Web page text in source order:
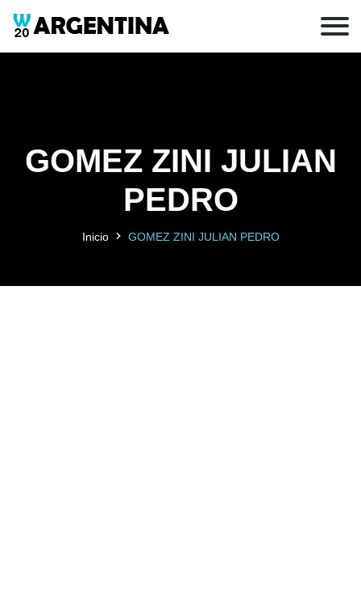
GOMEZ ZINI JULIAN
PEDRO
Inicio GOMEZ ZINI JULIAN PEDRO